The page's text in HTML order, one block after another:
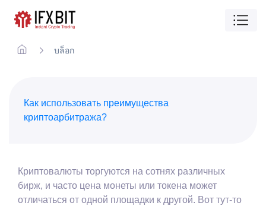
บล็อก
Как использовать преимущества
криптоарбитража?
Криптовалюты торгуются на сотнях различных
бирж, и часто цена монеты или токена может
отличаться от одной площадки к другой. Вот тут-то